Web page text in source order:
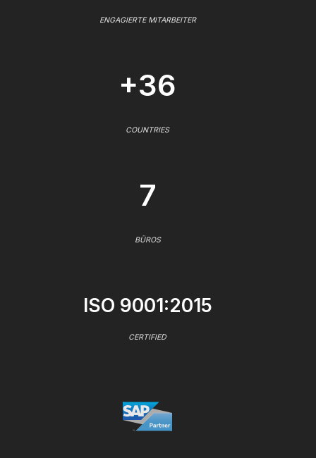
ENGAGIERTE MITARBEITER
+36
COUNTRIES
7
BÜROS
ISO 9001:2015
CERTIFIED